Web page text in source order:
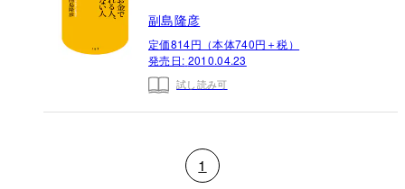
副島隆彦
定価814円（本体740円＋税）
発売日: 2010.04.23
試し読み可
1